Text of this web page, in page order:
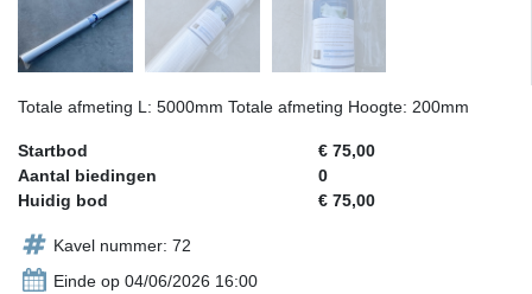
Totale afmeting L: 5000mm Totale afmeting Hoogte: 200mm
Startbod
€ 75,00
Aantal biedingen
0
Huidig bod
€ 75,00
Kavel nummer: 72
Einde op 04/06/2026 16:00